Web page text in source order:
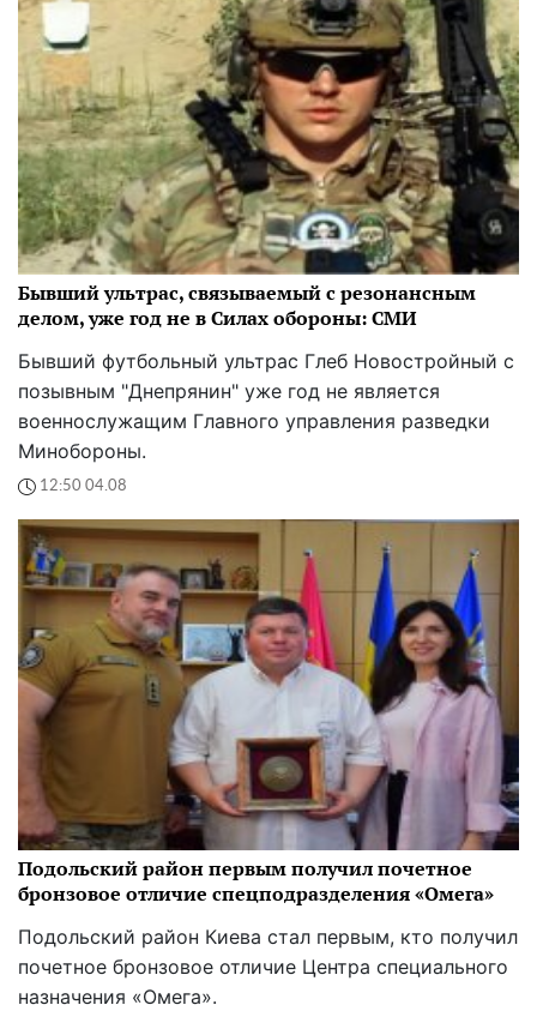
Бывший ультрас, связываемый с резонансным
делом, уже год не в Силах обороны: СМИ
Бывший футбольный ультрас Глеб Новостройный с
позывным "Днепрянин" уже год не является
военнослужащим Главного управления разведки
Минобороны.
12:50 04.08
Подольский район первым получил почетное
бронзовое отличие спецподразделения «Омега»
Подольский район Киева стал первым, кто получил
почетное бронзовое отличие Центра специального
назначения «Омега».